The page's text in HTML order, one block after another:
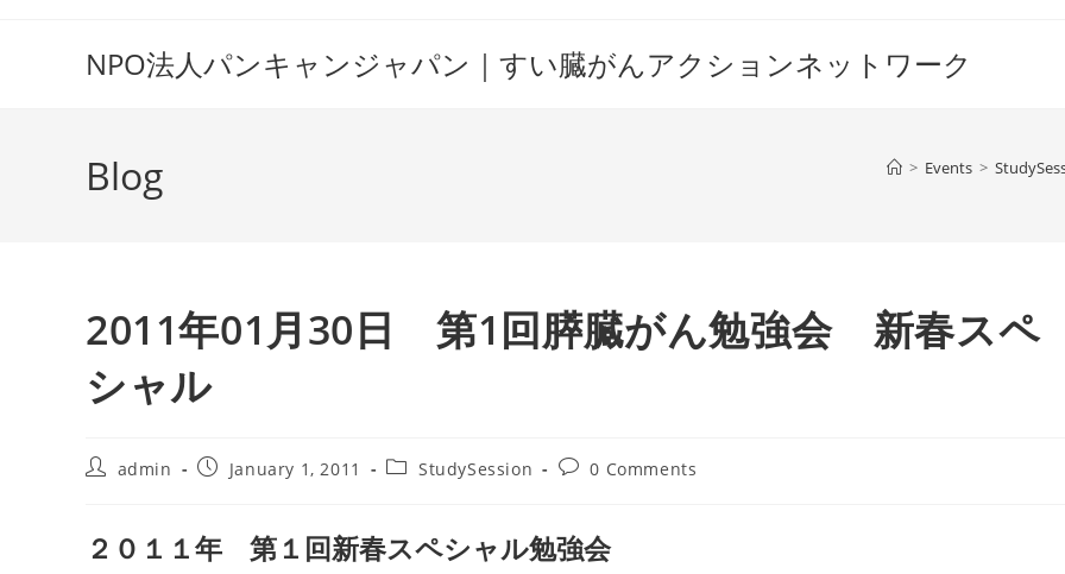
NPO法人パンキャンジャパン｜すい臓がんアクションネットワーク
Blog > Events >
2011年01月30日 第1回膵臓がん勉強会 新春スペ
シャル
Postadmin
PostJanuary 1, 2011
PostStudySession
Post0 Comments
２０１１年 第１回新春スペシャル勉強会